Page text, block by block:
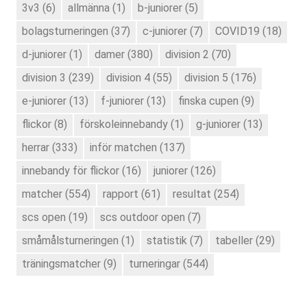
3v3 (6) allmänna (1) b-juniorer (5)
bolagsturneringen (37) c-juniorer (7) COVID19 (18)
d-juniorer (1) damer (380) division 2 (70)
division 3 (239) division 4 (55) division 5 (176)
e-juniorer (13) f-juniorer (13) finska cupen (9)
flickor (8) förskoleinnebandy (1) g-juniorer (13)
herrar (333) inför matchen (137)
innebandy för flickor (16) juniorer (126)
matcher (554) rapport (61) resultat (254)
scs open (19) scs outdoor open (7)
småmålsturneringen (1) statistik (7) tabeller (29)
träningsmatcher (9) turneringar (544)